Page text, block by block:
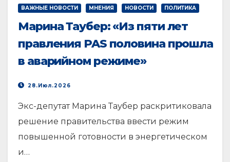
ВАЖНЫЕ НОВОСТИ МНЕНИЯ НОВОСТИ ПОЛИТИКА
Марина Таубер: «Из пяти лет
правления PAS половина прошла
в аварийном режиме»
28.Июл.2026
Экс-депутат Марина Таубер раскритиковала
решение правительства ввести режим
повышенной готовности в энергетическом
и…